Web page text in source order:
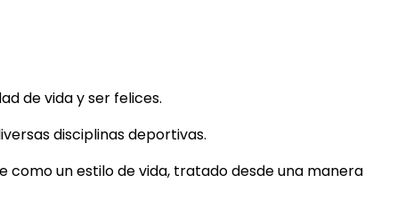
de vida y ser felices.
disciplinas deportivas.
como un estilo de vida, tratado desde una manera